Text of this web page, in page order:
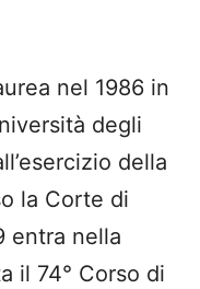
nel 1986 in
degli
della
la Corte di
entra nella
il 74° Corso di